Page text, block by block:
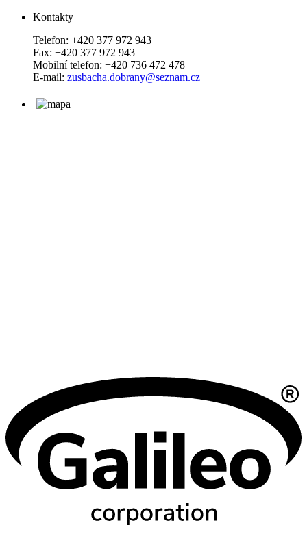
Kontakty
Telefon: +420 377 972 943
Fax: +420 377 972 943
Mobilní telefon: +420 736 472 478
E-mail: zusbacha.dobrany@seznam.cz